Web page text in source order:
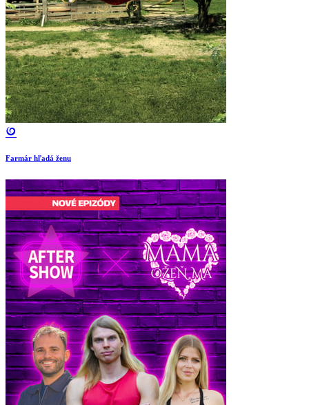
Farmár hľadá ženu